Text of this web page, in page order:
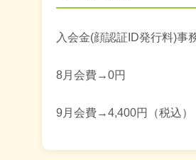
入会金(顔認証ID発行料)事
8月会費→0円
9月会費→4,400円（税込）